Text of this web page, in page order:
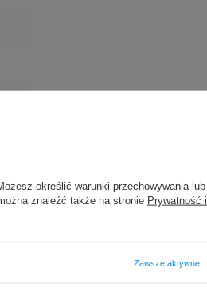
określić warunki przechowywania lub
znaleźć także na stronie Prywatność i
Zawsze aktywne